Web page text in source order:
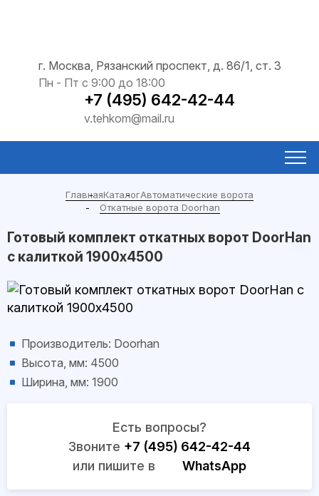
г. Москва, Рязанский проспект, д. 86/1, ст. 3
Пн - Пт с 9:00 до 18:00
+7 (495) 642-42-44
v.tehkom@mail.ru
ГлавнаяКаталогАвтоматические ворота
Откатные ворота Doorhan
Готовый комплект откатных ворот DoorHan
с калиткой 1900x4500
Производитель: Doorhan
Высота, мм: 4500
Ширина, мм: 1900
Есть вопросы?
Звоните +7 (495) 642-42-44
или пишите в
WhatsApp